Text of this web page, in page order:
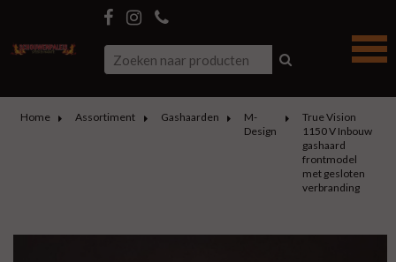
Home Assortiment Gashaarden
M-
Design
True Vision
1150 V Inbouw
gashaard
frontmodel
met gesloten
verbranding